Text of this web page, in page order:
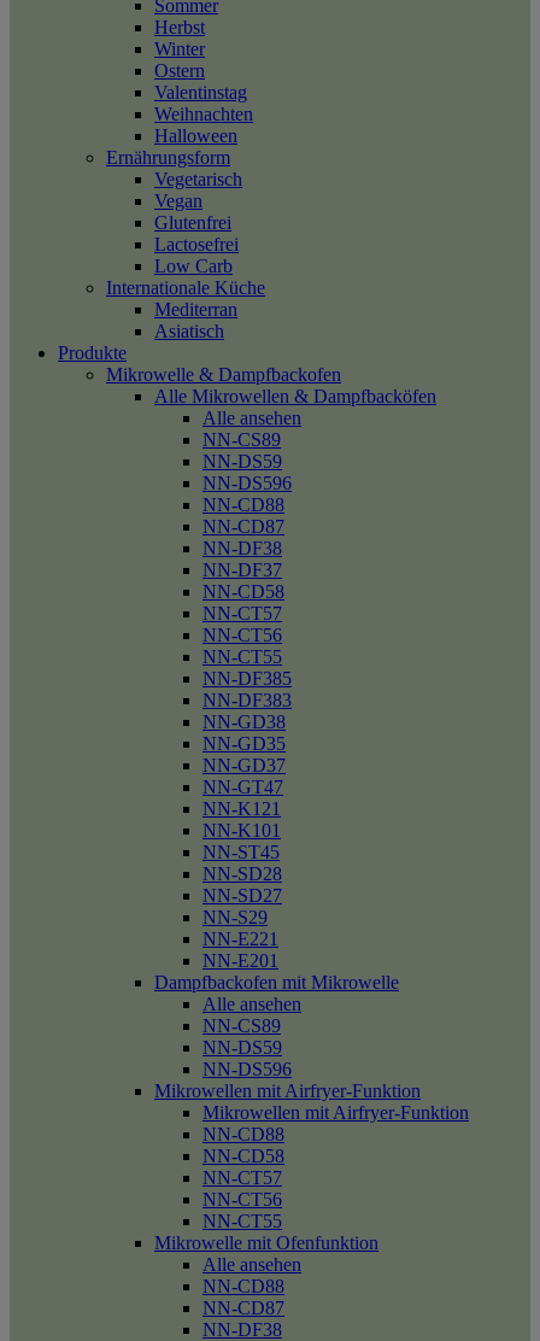
Sommer
Herbst
Winter
Ostern
Valentinstag
Weihnachten
Halloween
Ernährungsform
Vegetarisch
Vegan
Glutenfrei
Lactosefrei
Low Carb
Internationale Küche
Mediterran
Asiatisch
Produkte
Mikrowelle & Dampfbackofen
Alle Mikrowellen & Dampfbacköfen
Alle ansehen
NN-CS89
NN-DS59
NN-DS596
NN-CD88
NN-CD87
NN-DF38
NN-DF37
NN-CD58
NN-CT57
NN-CT56
NN-CT55
NN-DF385
NN-DF383
NN-GD38
NN-GD35
NN-GD37
NN-GT47
NN-K121
NN-K101
NN-ST45
NN-SD28
NN-SD27
NN-S29
NN-E221
NN-E201
Dampfbackofen mit Mikrowelle
Alle ansehen
NN-CS89
NN-DS59
NN-DS596
Mikrowellen mit Airfryer-Funktion
Mikrowellen mit Airfryer-Funktion
NN-CD88
NN-CD58
NN-CT57
NN-CT56
NN-CT55
Mikrowelle mit Ofenfunktion
Alle ansehen
NN-CD88
NN-CD87
NN-DF38